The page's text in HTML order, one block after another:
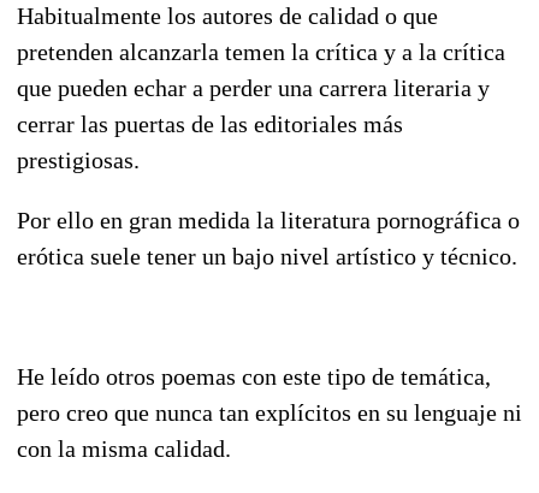
Habitualmente los autores de calidad o que
pretenden alcanzarla temen la crítica y a la crítica
que pueden echar a perder una carrera literaria y
cerrar las puertas de las editoriales más
prestigiosas.
Por ello en gran medida la literatura pornográfica o
erótica suele tener un bajo nivel artístico y técnico.
He leído otros poemas con este tipo de temática,
pero creo que nunca tan explícitos en su lenguaje ni
con la misma calidad.